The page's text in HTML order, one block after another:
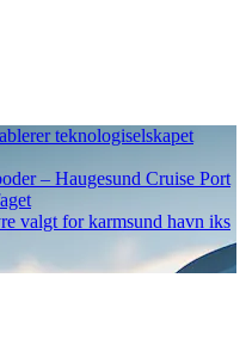
teknologiselskapet
– Haugesund Cruise Port
valgt for karmsund havn iks